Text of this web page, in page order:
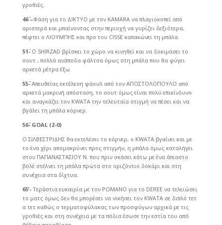
γροθιές.
46΄ –Φάση για το ΔΙΚΤΥΟ με τον KAMARA να πλαγιοκοπεί από
αριστερά και μπαίνοντας στην περιοχή να γυρίζει δεξιότερα,
πέφτει ο ΛΙΟΥΜΠΗΣ και προ του CISSE καπακώνει τη μπάλα.
51΄- Ο SHIRZAD βρίσκει το χώρο να κινηθεί και να δοκιμάσει το
σουτ , πολλά ανάποδα φάλτσα όμως στη μπάλα που θα φύγει
αρκετά μέτρα έξω.
55΄-Απευθείας εκτέλεση φάουλ από τον ΑΠΟΣΤΟΛΟΠΟΥΛΟ από
αρκετά μακρινή απόσταση, το σουτ όμως είναι πολύ επικίνδυνο
και αναγκάζει τον KWATA την τελευταία στιγμή να πέσει και να
βγάλει τη μπάλα κόρνερ.
56΄- GOAL (2-0)
O ΣΙΛΒΕΣΤΡΙΔΗΣ θα εκτελέσει το κόρνερ, ο KWATA βγαίνει και με
το ένα χέρι απομακρύνει προς στιγμήν, η μπάλα όμως καταλήγει
στον ΠΑΠΑΝΑΣΤΑΣΙΟΥ Ν. που πριν σκάσει κάτω με ένα άπιαστο
βολέ στέλνει τη μπάλα πρώτα στο οριζόντιο δοκάρι και στη
συνέχεια στα δίχτυα.
65’-Τεράστια ευκαιρία με τον ΡΩΜΑΝΟ για το DEREE να τελειώσει
το ματς όμως δεν θα μπορέσει να νικήσει τον KWATA σε διπλό τετ
α τετ καθώς ο τερματοφύλακας των προσφύγων αρχικά με τις
γροθιές και στη συνέχεια με τα πόδια έσωσε την εστία του από